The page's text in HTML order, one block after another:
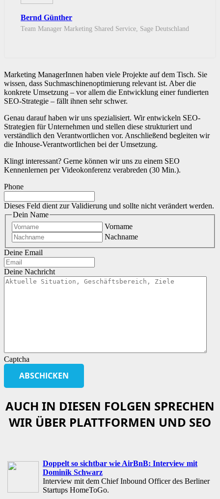
Bernd Günther
Team Manager Marketing Shared Service, Sage Deutschland
Marketing ManagerInnen haben viele Projekte auf dem Tisch. Sie
wissen, dass Suchmaschinenoptimierung relevant ist. Aber die
konkrete Umsetzung – vor allem die Entwicklung einer fundierten
SEO-Strategie – fällt ihnen sehr schwer.
Genau darauf haben wir uns spezialisiert. Wir entwickeln SEO-
Strategien für Unternehmen und stellen diese strukturiert und
verständlich den Verantwortlichen vor. Anschließend begleiten wir
die Inhouse-Verantwortlichen bei der Umsetzung.
Klingt interessant? Gerne können wir uns zu einem SEO
Kennenlernen per Videokonferenz verabreden (30 Min.).
Phone
Dieses Feld dient zur Validierung und sollte nicht verändert werden.
Dein Name
Vorname
Nachname
Deine Email
Deine Nachricht
Captcha
AUCH IN DIESEN FOLGEN SPRECHEN
WIR ÜBER PLATTFORMEN UND SEO
Doppelt so sichtbar wie AirBnB: Interview mit
Dominik Schwarz
Interview mit dem Chief Inbound Officer des Berliner
Startups HomeToGo.